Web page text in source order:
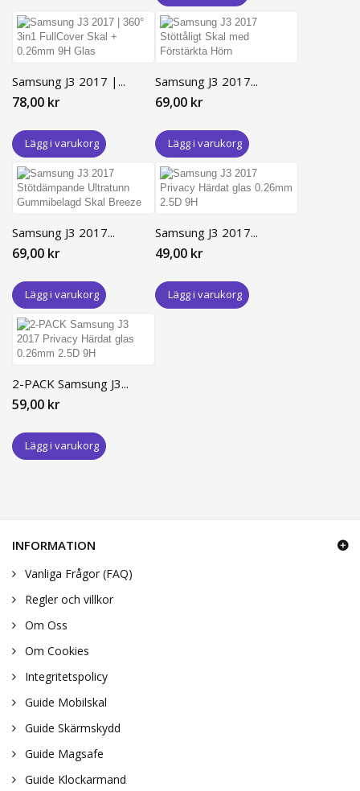
Samsung J3 2017 |...
78,00 kr
Lägg i varukorg
Samsung J3 2017...
69,00 kr
Lägg i varukorg
Samsung J3 2017...
69,00 kr
Lägg i varukorg
Samsung J3 2017...
49,00 kr
Lägg i varukorg
2-PACK Samsung J3...
59,00 kr
Lägg i varukorg
INFORMATION
Vanliga Frågor (FAQ)
Regler och villkor
Om Oss
Om Cookies
Integritetspolicy
Guide Mobilskal
Guide Skärmskydd
Guide Magsafe
Guide Klockarmand